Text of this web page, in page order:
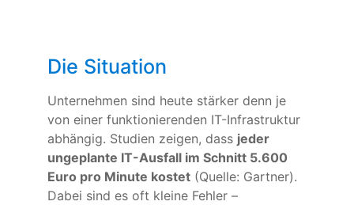
Die Situation
Unternehmen sind heute stärker denn je
von einer funktionierenden IT-Infrastruktur
abhängig. Studien zeigen, dass jeder
ungeplante IT-Ausfall im Schnitt 5.600
Euro pro Minute kostet (Quelle: Gartner).
Dabei sind es oft kleine Fehler –